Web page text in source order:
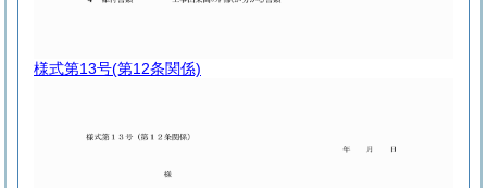
様式第13号(第12条関係)